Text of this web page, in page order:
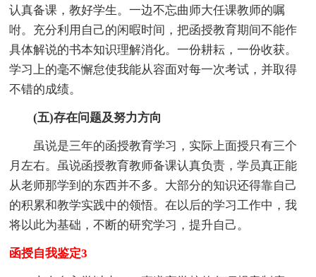
认真备课，教好学生。一边不忘曲师大任课教师的嘱
咐。充分利用自己的闲暇时间，把函授教育期间不能作
具体解说的书本知识理解消化。一份耕耘，一份收获。
学习上的毫不懈怠使我能从容面对每一次考试，并取得
不错的成绩。
(五)存在问题及努力方向
虽说是三年的函授教育学习，实际上面授只有三个
月左右。虽说函授教育教师备课认真负责，学员真正能
从老师那学到的东西并不多。大部分的知识还得靠自己
的积累和教学实践中的领悟。在以后的学习工作中，我
将以此为基础，不断的研究学习，提升自己。
函授自我鉴定3